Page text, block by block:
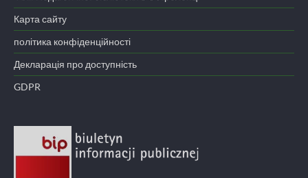
Карта сайту
політика конфіденційності
Декларація про доступність
GDPR